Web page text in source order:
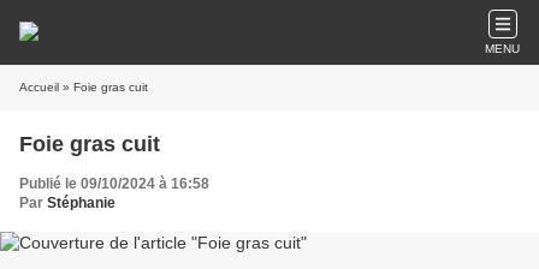
MENU
Accueil » Foie gras cuit
Foie gras cuit
Publié le 09/10/2024 à 16:58
Par Stéphanie